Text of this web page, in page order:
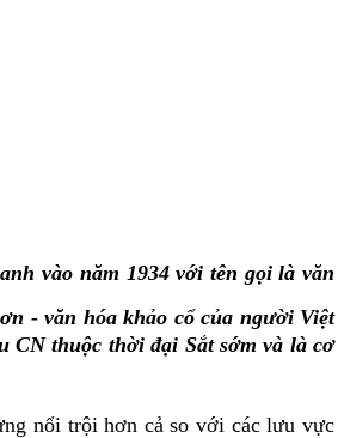
vào năm 1934 với tên gọi là văn
- văn hóa khảo cổ của người Việt
CN thuộc thời đại Sắt sớm và là cơ
nổi trội hơn cả so với các lưu vực